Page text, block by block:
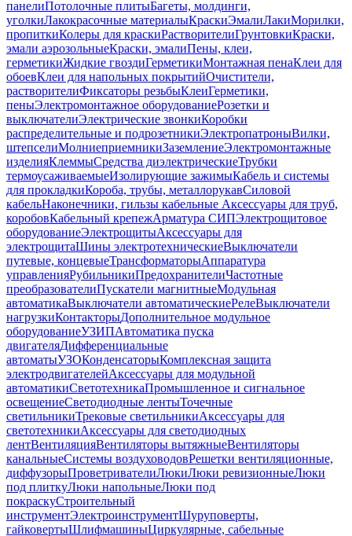
панелиПотолочные плитыБагеты, молдинги,
уголкиЛакокрасочные материалыКраскиЭмалиЛакиМорилки,
пропиткиКолеры для краскиРастворителиГрунтовкиКраски,
эмали аэрозольныеКраски, эмалиПены, клеи,
герметикиЖидкие гвоздиГерметикиМонтажная пенаКлеи для
обоевКлеи для напольных покрытийОчистители,
растворителиФиксаторы резьбыКлеиГерметики,
пеныЭлектромонтажное оборудованиеРозетки и
выключателиЭлектрические звонкиКоробки
распределительные и подрозетникиЭлектропатроныВилки,
штепселиМолниеприемникиЗаземлениеЭлектромонтажные
изделияКлеммыСредства диэлектрическиеТрубки
термоусаживаемыеИзолирующие зажимыКабель и системы
для прокладкиКороба, трубы, металлорукавСиловой
кабельНаконечники, гильзы кабельные Аксессуары для труб,
коробовКабельный крепежАрматура СИПЭлектрощитовое
оборудованиеЭлектрощитыАксессуары для
электрощитаШины электротехническиеВыключатели
путевые, концевыеТрансформаторыАппаратура
управленияРубильникиПредохранителиЧастотные
преобразователиПускатели магнитныеМодульная
автоматикаВыключатели автоматическиеРелеВыключатели
нагрузкиКонтакторыДополнительное модульное
оборудованиеУЗИПАвтоматика пуска
двигателяДифференциальные
автоматыУЗОКонденсаторыКомплексная защита
электродвигателейАксессуары для модульной
автоматикиСветотехникаПромышленное и сигнальное
освещениеСветодиодные лентыТочечные
светильникиТрековые светильникиАксессуары для
светотехникиАксессуары для светодиодных
лентВентиляцияВентиляторы вытяжныеВентиляторы
канальныеСистемы воздуховодовРешетки вентиляционные,
диффузорыПроветривателиЛюкиЛюки ревизионныеЛюки
под плиткуЛюки напольныеЛюки под
покраскуСтроительный
инструментЭлектроинструментШуруповерты,
гайковертыШлифмашиныЦиркулярные, сабельные